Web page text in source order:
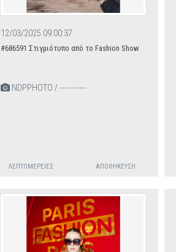
12/03/2025 09:00:37
#686591 Στιγμιότυπο από το Fashion Show
NDPPHOTO / -----------
ΛΕΠΤΟΜΈΡΕΙΕΣ ΑΠΟΘΉΚΕΥΣΗ